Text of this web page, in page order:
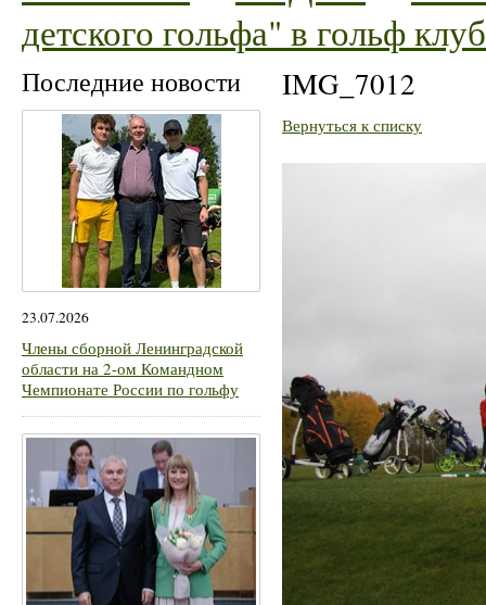
детского гольфа" в гольф
Последние новости
23.07.2026
Члены сборной Ленинградской
области на 2-ом Командном
Чемпионате России по гольфу
IMG_7012
Вернуться к списку